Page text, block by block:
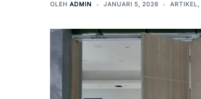
OLEH ADMIN JANUARI 5, 2026 ARTIKEL,